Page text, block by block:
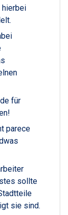
für
parece
sollte
sie sind.